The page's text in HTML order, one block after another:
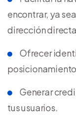
encontrar, ya
dirección
Ofrecer
Generar
tus usuarios.